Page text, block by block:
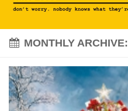
MONTHLY ARCHIVE: